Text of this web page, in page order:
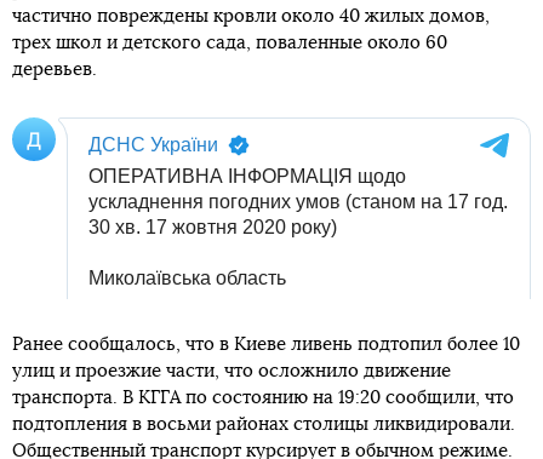
частично повреждены кровли около 40 жилых домов,
трех школ и детского сада, поваленные около 60
деревьев.